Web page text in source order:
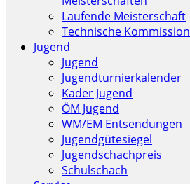
Laufende Meisterschaft
Technische Kommission
Jugend
Jugend
Jugendturnierkalender
Kader Jugend
ÖM Jugend
WM/EM Entsendungen
Jugendgütesiegel
Jugendschachpreis
Schulschach